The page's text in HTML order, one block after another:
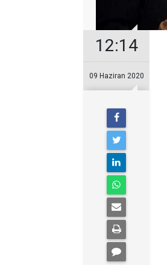
12:14
09 Haziran 2020